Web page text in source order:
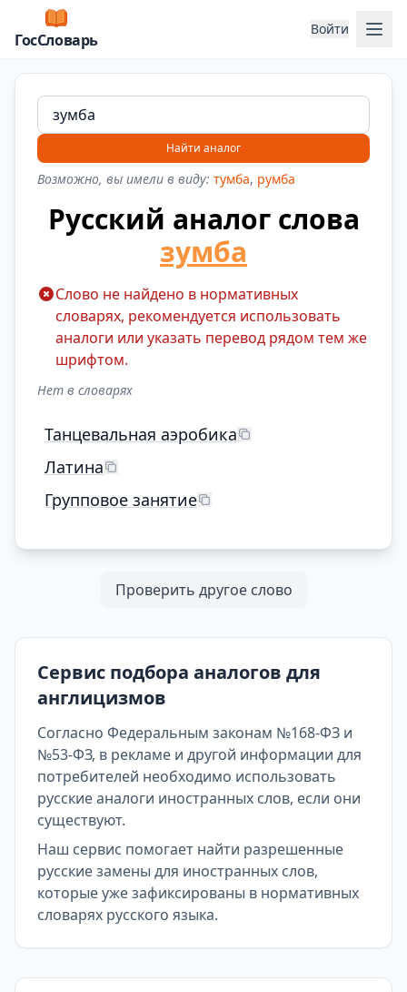
ГосСловарь
Войти
Найти аналог
Возможно, вы имели в виду: тумба, румба
Русский аналог слова
зумба
Слово не найдено в нормативных
словарях, рекомендуется использовать
аналоги или указать перевод рядом тем же
шрифтом.
Нет в словарях
Танцевальная аэробика
Латина
Групповое занятие
Проверить другое слово
Сервис подбора аналогов для
англицизмов
Согласно Федеральным законам №168-ФЗ и
№53-ФЗ, в рекламе и другой информации для
потребителей необходимо использовать
русские аналоги иностранных слов, если они
существуют.
Наш сервис помогает найти разрешенные
русские замены для иностранных слов,
которые уже зафиксированы в нормативных
словарях русского языка.